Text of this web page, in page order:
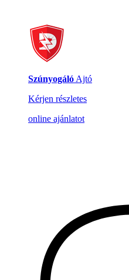
Szúnyogáló Ajtó
Kérjen részletes
online ajánlatot